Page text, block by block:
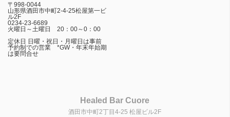
〒998-0044
山形県酒田市中町2-4-25松屋第一ビ
ル2F
0234-23-6689
火曜日～土曜日 20：00～0：00
定休日 日曜・祝日・月曜日は事前
予約制での営業 *GW・年末年始期
は要問合せ
Healed Bar Cuore
酒田市中町2丁目4-25 松屋ビル2F